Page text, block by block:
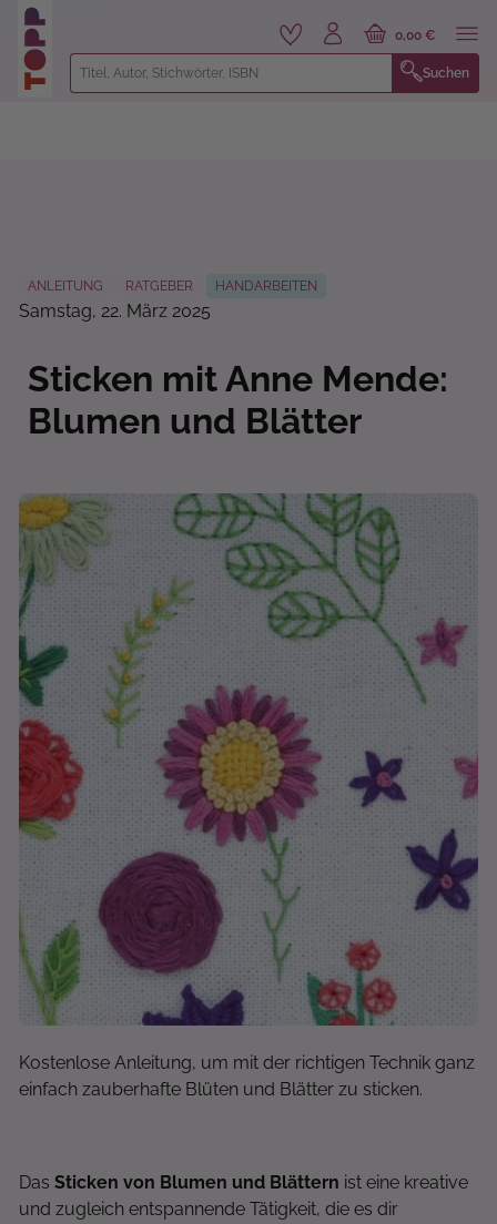
springen
Suchen
0,00 €
ANLEITUNG RATGEBER HANDARBEITEN
Samstag, 22. März 2025
Sticken mit Anne Mende:
Blumen und Blätter
Kostenlose Anleitung, um mit der richtigen Technik ganz
einfach zauberhafte Blüten und Blätter zu sticken.
Das Sticken von Blumen und Blättern ist eine kreative
und zugleich entspannende Tätigkeit, die es dir